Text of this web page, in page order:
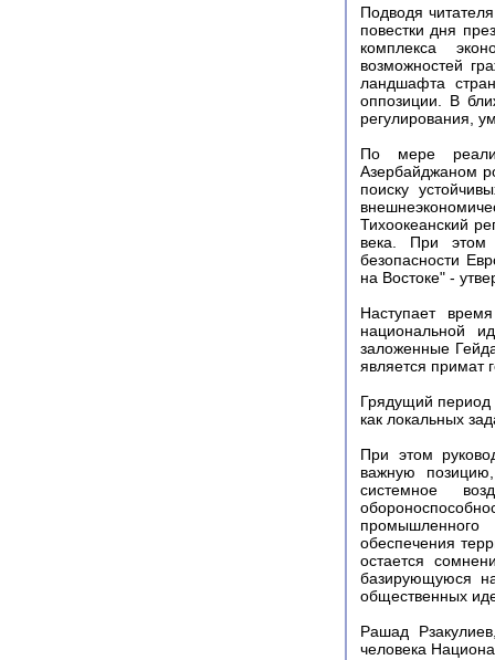
Подводя
повестки дня
комплекса
возможностей
ландшафта
оппозиции. В
регулирования,
По мере
Азербайджаном
поиску
Тихоокеанский
века. При этом
безопасности
на Востоке" -
Наступает
национальной
заложенные
является примат
Грядущий период
как локальных
При этом
важную
системное
обеспечения
остается
базирующуюся
общественных
Рашад
человека